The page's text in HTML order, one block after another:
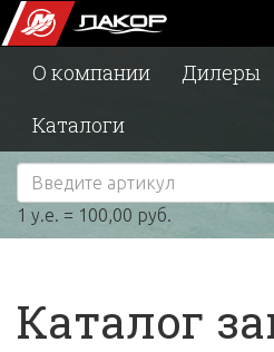
О компании Дилеры
Каталоги
1 у.е. = 100,00 руб.
Каталог